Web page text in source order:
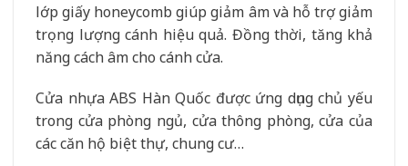
lớp giấy honeycomb giúp giảm âm và hỗ trợ giảm
trọng lượng cánh hiệu quả. Đồng thời, tăng khả
năng cách âm cho cánh cửa.
Cửa nhựa ABS Hàn Quốc được ứng dụng chủ yếu
trong cửa phòng ngủ, cửa thông phòng, cửa của
các căn hộ biệt thự, chung cư…